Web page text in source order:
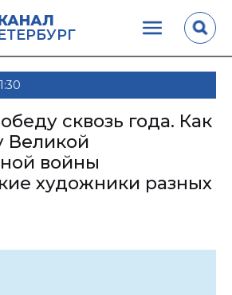
сквозь года. Как
Великой
войны
художники разных